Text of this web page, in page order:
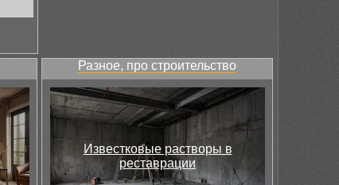
Разное, про строительство
Известковые растворы в
реставрации